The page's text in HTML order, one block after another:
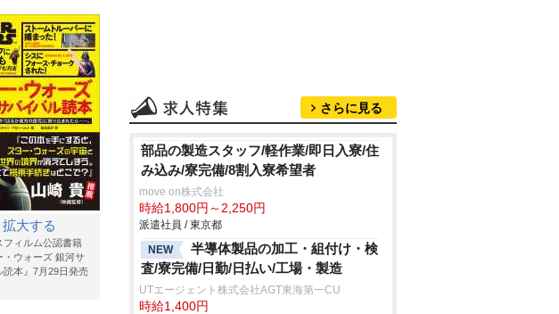
拡大する
フィルム公認書籍
・ウォーズ 銀河サ
読本』7月29日発売
さらに見る
部品の製造スタッフ/軽作業/即日入寮/住
み込み/寮完備/8割入寮希望者
move on株式会社
時給1,800円～2,250円
派遣社員 / 東京都
NEW
半導体製品の加工・組付け・検
査/寮完備/日勤/日払い/工場・製造
UTエージェント株式会社AGT東海第一CU
時給1,400円